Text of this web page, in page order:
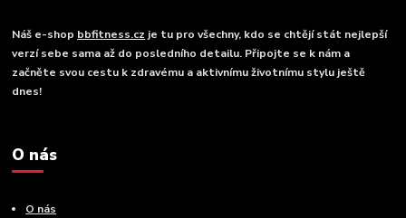
Náš e-shop bbfitness.cz je tu pro všechny, kdo se chtějí stát nejlepší
verzí sebe sama až do posledního detailu. Připojte se k nám a
začněte svou cestu k zdravému a aktivnímu životnímu stylu ještě
dnes!
O nás
O nás